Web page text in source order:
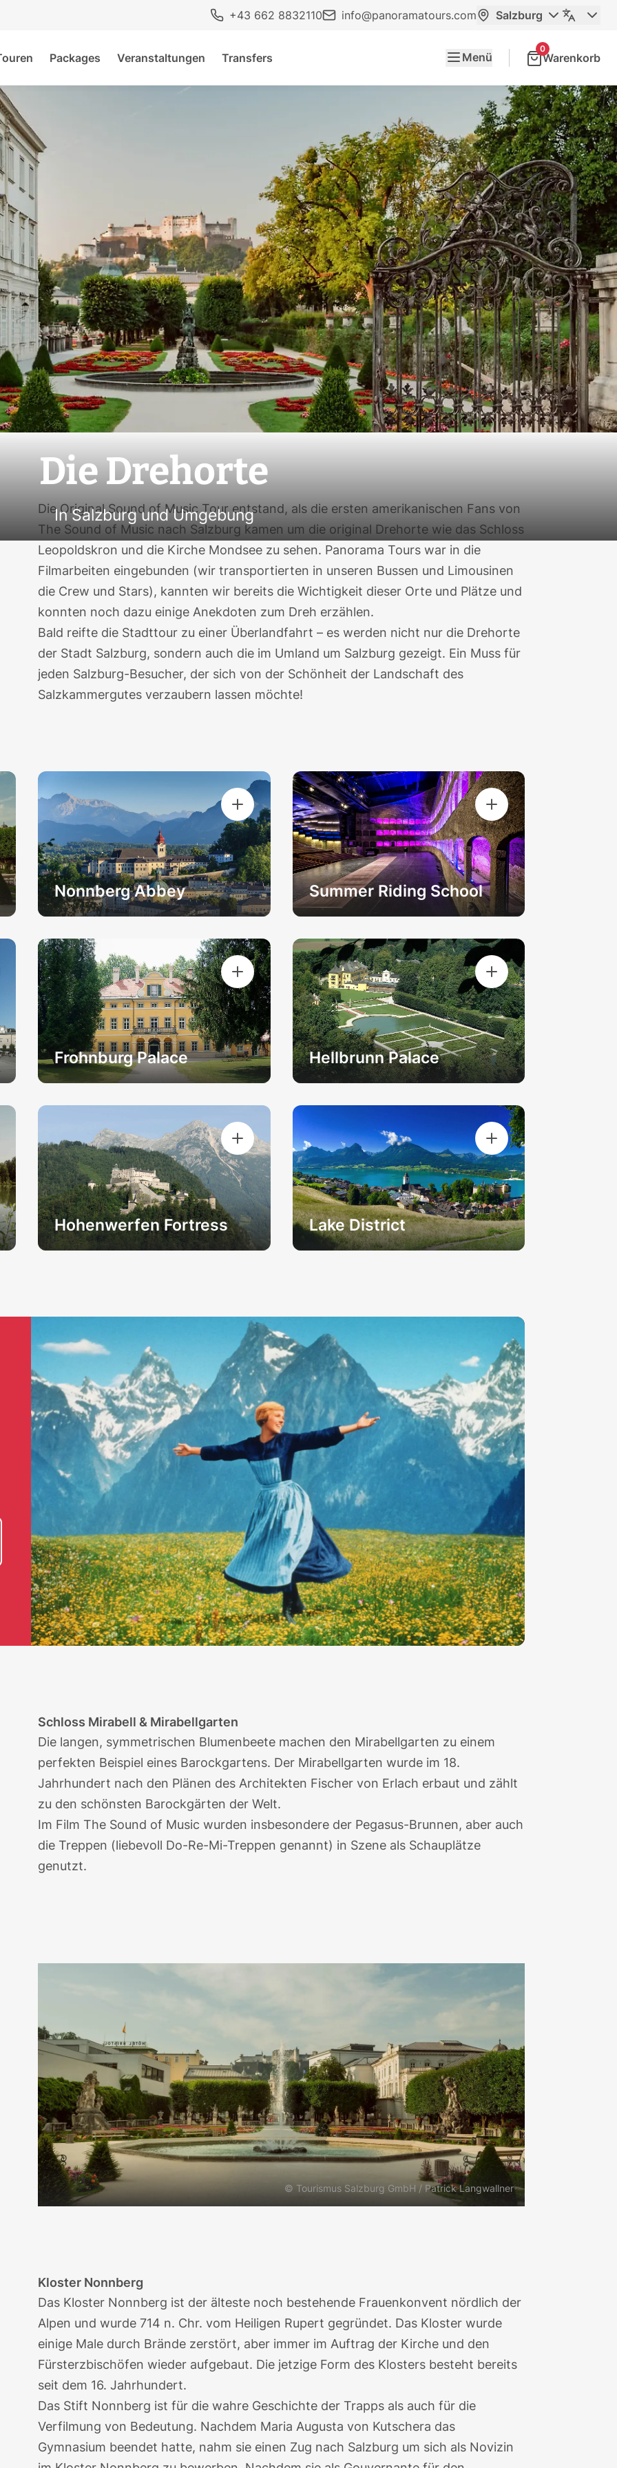
+43 662 8832110 info@panoramatours.com Salzburg
Packages Veranstaltungen Transfers Menü
0
Warenkorb
Die Drehorte
In Salzburg und Umgebung
DieOriginal Sound of Music Tourentstand, als die ersten amerikanischen Fans von
The Sound of Music nach Salzburg kamen um die original Drehorte wie das Schloss
Leopoldskron und die Kirche Mondsee zu sehen. Panorama Tours war in die
Filmarbeiten eingebunden (wir transportierten in unseren Bussen und Limousinen
die Crew und Stars), kannten wir bereits die Wichtigkeit dieser Orte und Plätze und
konnten noch dazu einige Anekdoten zum Dreh erzählen.
Bald reifte die Stadttour zu einer Überlandfahrt – es werden nicht nur die Drehorte
der Stadt Salzburg, sondern auch die im Umland um Salzburg gezeigt. Ein Muss für
jeden Salzburg-Besucher, der sich von der Schönheit der Landschaft des
Salzkammergutes verzaubern lassen möchte!
Nonnberg Abbey Summer Riding School
Frohnburg Palace Hellbrunn Palace
Hohenwerfen Fortress Lake District
Schloss Mirabell & Mirabellgarten
Die langen, symmetrischen Blumenbeete machen den Mirabellgarten zu einem
perfekten Beispiel eines Barockgartens. Der Mirabellgarten wurde im 18.
Jahrhundert nach den Plänen des Architekten Fischer von Erlach erbaut und zählt
zu den schönsten Barockgärten der Welt.
Im Film The Sound of Music wurden insbesondere der Pegasus-Brunnen, aber auch
die Treppen (liebevoll Do-Re-Mi-Treppen genannt) in Szene als Schauplätze
genutzt.
© Tourismus Salzburg GmbH / Patrick Langwallner
Kloster Nonnberg
Das Kloster Nonnberg ist der älteste noch bestehende Frauenkonvent nördlich der
Alpen und wurde 714 n. Chr. vom Heiligen Rupert gegründet. Das Kloster wurde
einige Male durch Brände zerstört, aber immer im Auftrag der Kirche und den
Fürsterzbischöfen wieder aufgebaut. Die jetzige Form des Klosters besteht bereits
seit dem 16. Jahrhundert.
Das Stift Nonnberg ist für die wahre Geschichte der Trapps als auch für die
Verfilmung von Bedeutung. Nachdem Maria Augusta von Kutschera das
Gymnasium beendet hatte, nahm sie einen Zug nach Salzburg um sich als Novizin